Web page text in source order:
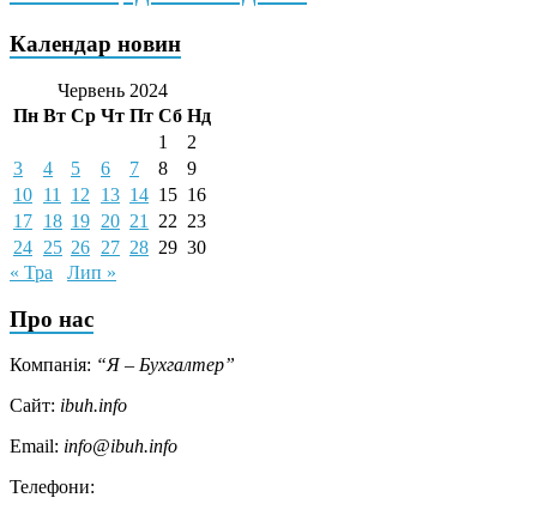
Календар новин
Червень 2024
Пн Вт Ср Чт Пт Сб Нд
1
2
3
4 5 6 7 8
9
10 11 12 13 14 15 16
17 18 19 20 21 22 23
24 25 26 27 28 29 30
« Тра
Лип »
Про нас
Компанія: “Я – Бухгалтер”
Сайт: ibuh.info
Email: info@ibuh.info
Телефони: